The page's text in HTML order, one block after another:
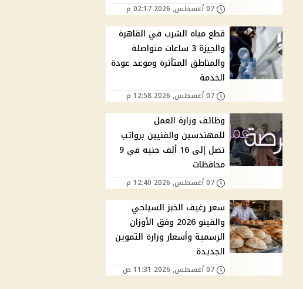
07 أغسطس, 2026 02:17 م
قطع مياه الشرب في القاهرة
والجيزة 3 ساعات متواصلة
والمناطق المتأثرة وموعد عودة
الخدمة
07 أغسطس, 2026 12:58 م
وظائف وزارة العمل
للمهندسين والفنيين برواتب
تصل إلى 16 ألف جنيه في 9
محافظات
07 أغسطس, 2026 12:40 م
سعر رغيف الخبز السياحي
والفينو 2026 وفق الأوزان
الرسمية وأسعار وزارة التموين
الجديدة
07 أغسطس, 2026 11:31 ص